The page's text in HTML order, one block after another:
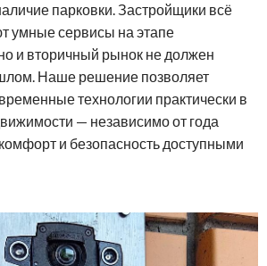
парковки. Застройщики всё
умные сервисы на этапе
и вторичный рынок не должен
Наше решение позволяет
технологии практически в
— независимо от года
и безопасность доступными